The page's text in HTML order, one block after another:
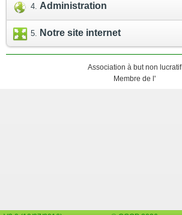
Administration
Notre site internet
Association à but non lucratif
Membre de l'